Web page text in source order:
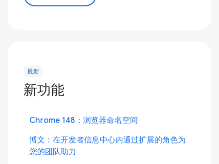
最新
新功能
Chrome 148：浏览器命名空间
博文：在开发者信息中心内通过扩展的角色为
您的团队助力